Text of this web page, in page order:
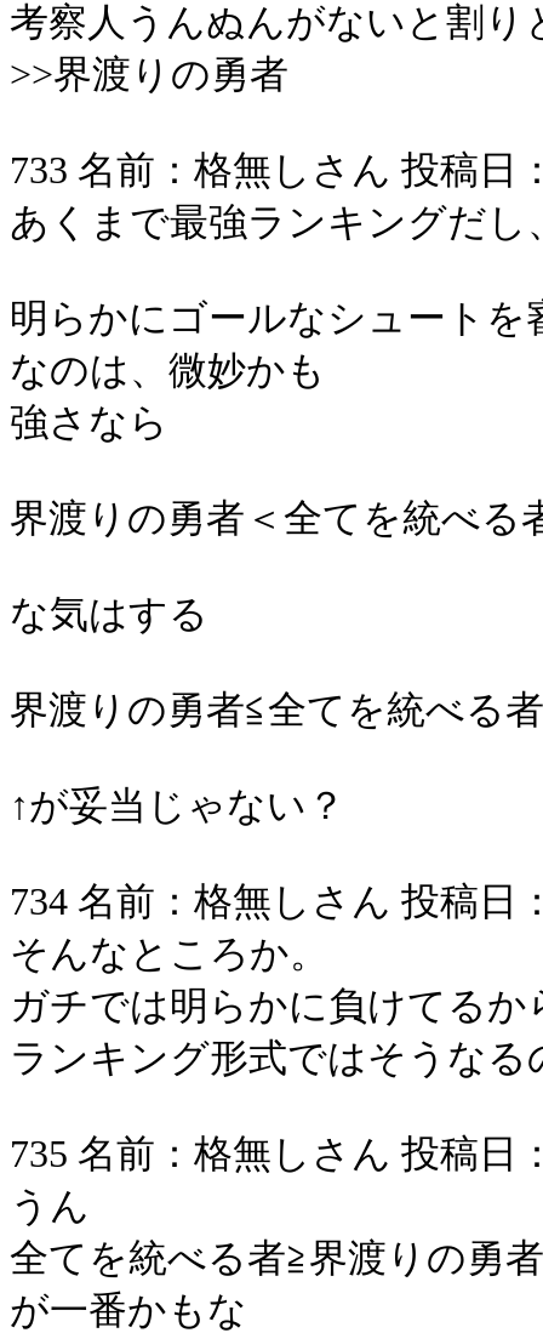
考察人うんぬんがないと割
>>界渡りの勇者
733 名前：格無しさん 投稿日
あくまで最強ランキングだ
明らかにゴールなシュート
なのは、微妙かも
強さなら
界渡りの勇者＜全てを統べる
な気はする
界渡りの勇者≦全てを統べる者
↑が妥当じゃない？
734 名前：格無しさん 投稿日
そんなところか。
ガチでは明らかに負けてるか
ランキング形式ではそうなる
735 名前：格無しさん 投稿日
うん
全てを統べる者≧界渡りの勇者
が一番かもな